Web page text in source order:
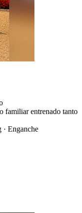
familiar entrenado tanto
· Enganche